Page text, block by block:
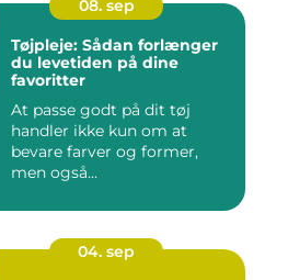
08. sep
Tøjpleje: Sådan forlænger
du levetiden på dine
favoritter
At passe godt på dit tøj
handler ikke kun om at
bevare farver og former,
men også...
04. sep